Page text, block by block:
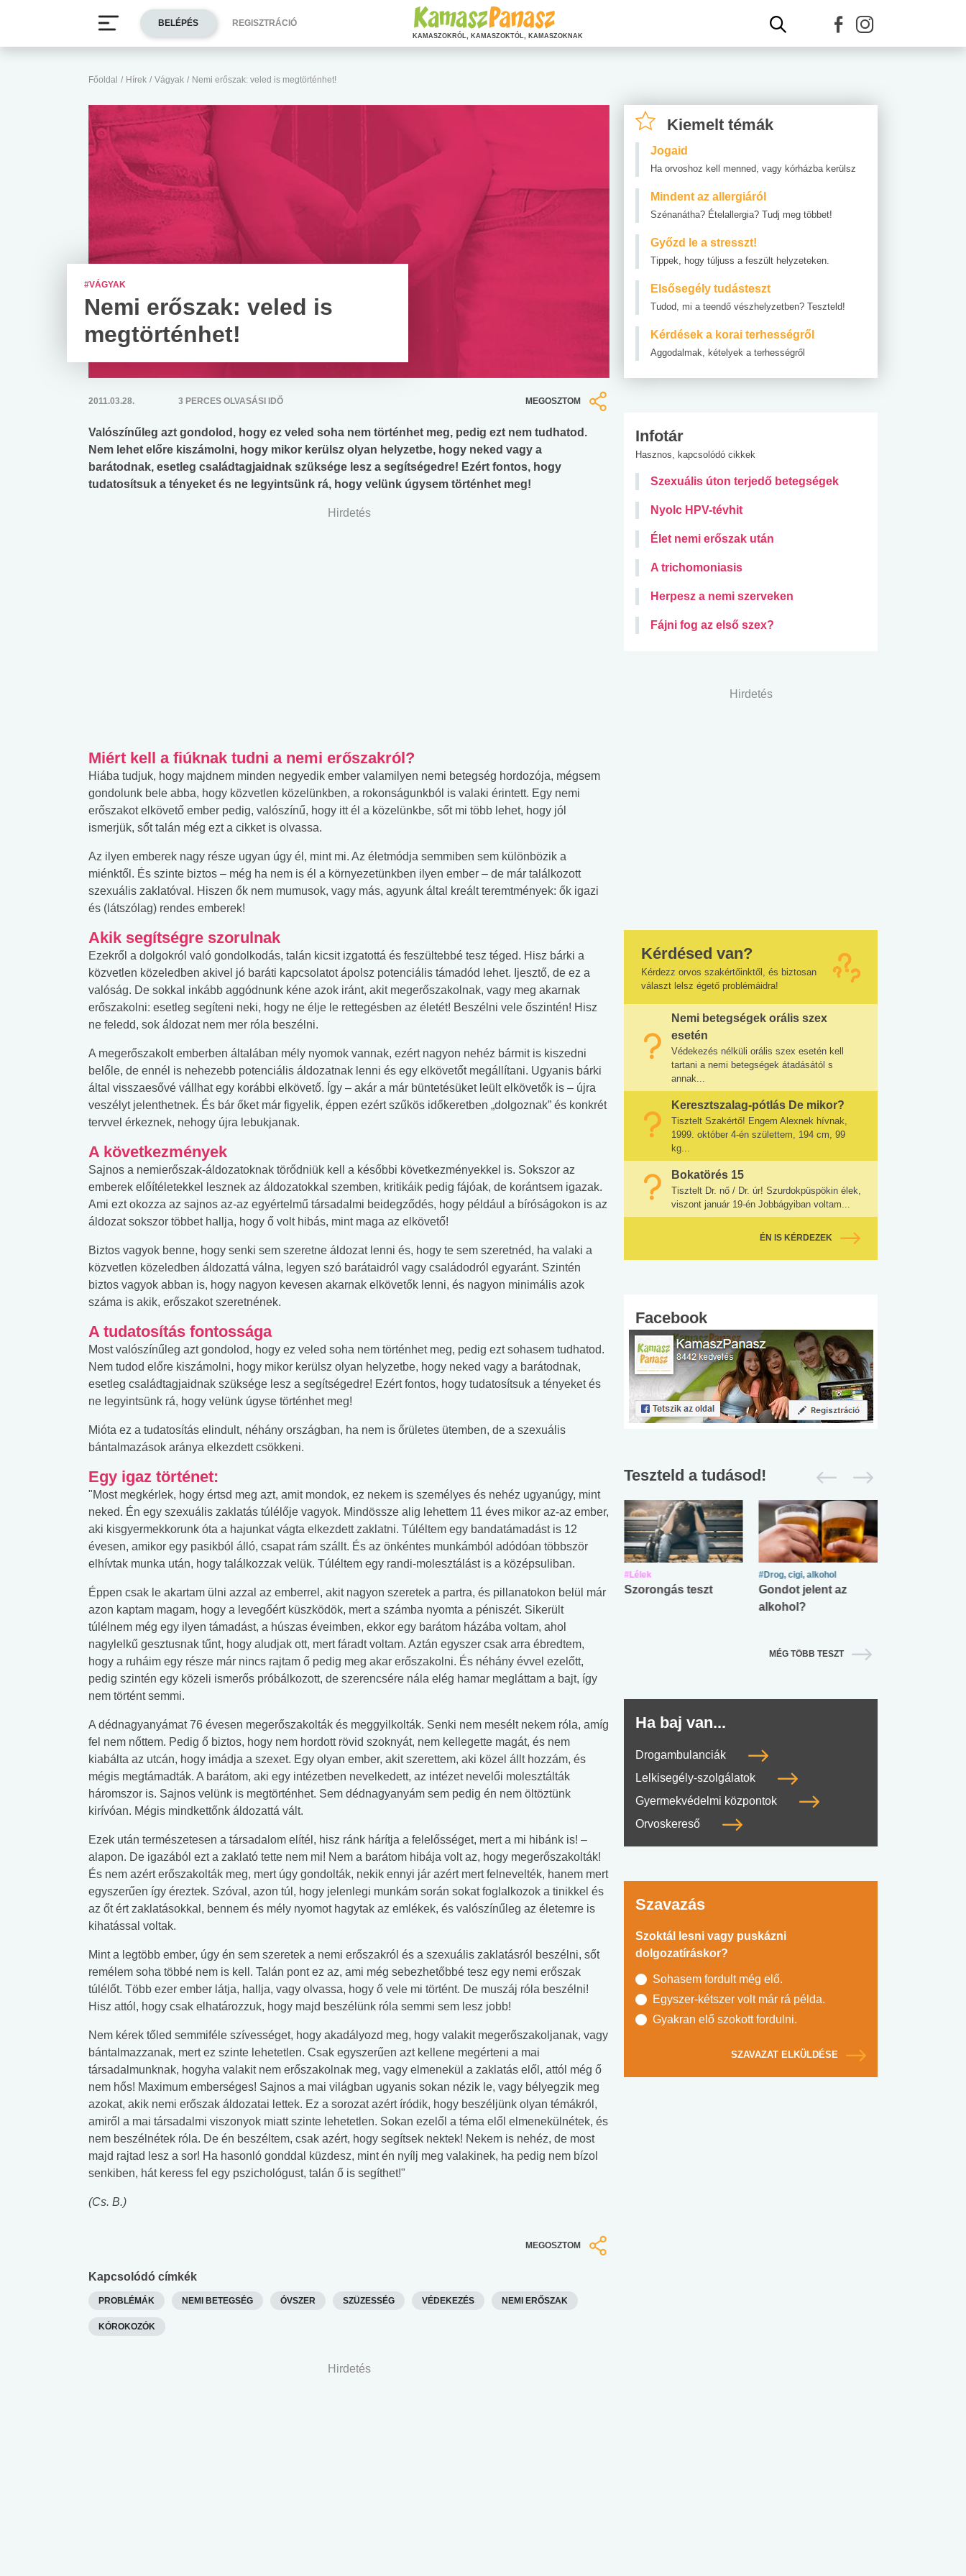
Főoldal / Hírek / Vágyak / Nemi erőszak: veled is megtörténhet!
#VÁGYAK
Nemi erőszak: veled is
megtörténhet!
2011.03.28. 3 PERCES OLVASÁSI IDŐ MEGOSZTOM
Valószínűleg azt gondolod, hogy ez veled soha nem történhet meg, pedig ezt nem tudhatod.
Nem lehet előre kiszámolni, hogy mikor kerülsz olyan helyzetbe, hogy neked vagy a
barátodnak, esetleg családtagjaidnak szüksége lesz a segítségedre! Ezért fontos, hogy
tudatosítsuk a tényeket és ne legyintsünk rá, hogy velünk úgysem történhet meg!
Hirdetés
Miért kell a fiúknak tudni a nemi erőszakról?
Hiába tudjuk, hogy majdnem minden negyedik ember valamilyen nemi betegség hordozója, mégsem
gondolunk bele abba, hogy közvetlen közelünkben, a rokonságunkból is valaki érintett. Egy nemi
erőszakot elkövető ember pedig, valószínű, hogy itt él a közelünkbe, sőt mi több lehet, hogy jól
ismerjük, sőt talán még ezt a cikket is olvassa.
Az ilyen emberek nagy része ugyan úgy él, mint mi. Az életmódja semmiben sem különbözik a
miénktől. És szinte biztos – még ha nem is él a környezetünkben ilyen ember – de már találkozott
szexuális zaklatóval. Hiszen ők nem mumusok, vagy más, agyunk által kreált teremtmények: ők igazi
és (látszólag) rendes emberek!
Akik segítségre szorulnak
Ezekről a dolgokról való gondolkodás, talán kicsit izgatottá és feszültebbé tesz téged. Hisz bárki a
közvetlen közeledben akivel jó baráti kapcsolatot ápolsz potenciális támadód lehet. Ijesztő, de ez a
valóság. De sokkal inkább aggódnunk kéne azok iránt, akit megerőszakolnak, vagy meg akarnak
erőszakolni: esetleg segíteni neki, hogy ne élje le rettegésben az életét! Beszélni vele őszintén! Hisz
ne feledd, sok áldozat nem mer róla beszélni.
A megerőszakolt emberben általában mély nyomok vannak, ezért nagyon nehéz bármit is kiszedni
belőle, de ennél is nehezebb potenciális áldozatnak lenni és egy elkövetőt megállítani. Ugyanis bárki
által visszaesővé vállhat egy korábbi elkövető. Így – akár a már büntetésüket leült elkövetők is – újra
veszélyt jelenthetnek. És bár őket már figyelik, éppen ezért szűkös időkeretben „dolgoznak” és konkrét
tervvel érkeznek, nehogy újra lebukjanak.
A következmények
Sajnos a nemierőszak-áldozatoknak törődniük kell a későbbi következményekkel is. Sokszor az
emberek előítéletekkel lesznek az áldozatokkal szemben, kritikáik pedig fájóak, de korántsem igazak.
Ami ezt okozza az sajnos az-az egyértelmű társadalmi beidegződés, hogy például a bíróságokon is az
áldozat sokszor többet hallja, hogy ő volt hibás, mint maga az elkövető!
Biztos vagyok benne, hogy senki sem szeretne áldozat lenni és, hogy te sem szeretnéd, ha valaki a
közvetlen közeledben áldozattá válna, legyen szó barátaidról vagy családodról egyaránt. Szintén
biztos vagyok abban is, hogy nagyon kevesen akarnak elkövetők lenni, és nagyon minimális azok
száma is akik, erőszakot szeretnének.
A tudatosítás fontossága
Most valószínűleg azt gondolod, hogy ez veled soha nem történhet meg, pedig ezt sohasem tudhatod.
Nem tudod előre kiszámolni, hogy mikor kerülsz olyan helyzetbe, hogy neked vagy a barátodnak,
esetleg családtagjaidnak szüksége lesz a segítségedre! Ezért fontos, hogy tudatosítsuk a tényeket és
ne legyintsünk rá, hogy velünk úgyse történhet meg!
Mióta ez a tudatosítás elindult, néhány országban, ha nem is őrületes ütemben, de a szexuális
bántalmazások aránya elkezdett csökkeni.
Egy igaz történet:
"Most megkérlek, hogy értsd meg azt, amit mondok, ez nekem is személyes és nehéz ugyanúgy, mint
neked. Én egy szexuális zaklatás túlélője vagyok. Mindössze alig lehettem 11 éves mikor az-az ember,
aki kisgyermekkorunk óta a hajunkat vágta elkezdett zaklatni. Túléltem egy bandatámadást is 12
évesen, amikor egy pasikból álló, csapat rám szállt. És az önkéntes munkámból adódóan többször
elhívtak munka után, hogy találkozzak velük. Túléltem egy randi-molesztálást is a középsuliban.
Éppen csak le akartam ülni azzal az emberrel, akit nagyon szeretek a partra, és pillanatokon belül már
azon kaptam magam, hogy a levegőért küszködök, mert a számba nyomta a péniszét. Sikerült
túlélnem még egy ilyen támadást, a húszas éveimben, ekkor egy barátom házába voltam, ahol
nagylelkű gesztusnak tűnt, hogy aludjak ott, mert fáradt voltam. Aztán egyszer csak arra ébredtem,
hogy a ruháim egy része már nincs rajtam ő pedig meg akar erőszakolni. És néhány évvel ezelőtt,
pedig szintén egy közeli ismerős próbálkozott, de szerencsére nála elég hamar megláttam a bajt, így
nem történt semmi.
A dédnagyanyámat 76 évesen megerőszakolták és meggyilkolták. Senki nem mesélt nekem róla, amíg
fel nem nőttem. Pedig ő biztos, hogy nem hordott rövid szoknyát, nem kellegette magát, és nem
kiabálta az utcán, hogy imádja a szexet. Egy olyan ember, akit szerettem, aki közel állt hozzám, és
mégis megtámadták. A barátom, aki egy intézetben nevelkedett, az intézet nevelői molesztálták
háromszor is. Sajnos velünk is megtörténhet. Sem dédnagyanyám sem pedig én nem öltöztünk
kirívóan. Mégis mindkettőnk áldozattá vált.
Ezek után természetesen a társadalom elítél, hisz ránk hárítja a felelősséget, mert a mi hibánk is! –
alapon. De igazából ezt a zaklató tette nem mi! Nem a barátom hibája volt az, hogy megerőszakolták!
És nem azért erőszakolták meg, mert úgy gondolták, nekik ennyi jár azért mert felnevelték, hanem mert
egyszerűen így éreztek. Szóval, azon túl, hogy jelenlegi munkám során sokat foglalkozok a tinikkel és
az őt ért zaklatásokkal, bennem és mély nyomot hagytak az emlékek, és valószínűleg az életemre is
kihatással voltak.
Mint a legtöbb ember, úgy én sem szeretek a nemi erőszakról és a szexuális zaklatásról beszélni, sőt
remélem soha többé nem is kell. Talán pont ez az, ami még sebezhetőbbé tesz egy nemi erőszak
túlélőt. Több ezer ember látja, hallja, vagy olvassa, hogy ő vele mi történt. De muszáj róla beszélni!
Hisz attól, hogy csak elhatározzuk, hogy majd beszélünk róla semmi sem lesz jobb!
Nem kérek tőled semmiféle szívességet, hogy akadályozd meg, hogy valakit megerőszakoljanak, vagy
bántalmazzanak, mert ez szinte lehetetlen. Csak egyszerűen azt kellene megérteni a mai
társadalmunknak, hogyha valakit nem erőszakolnak meg, vagy elmenekül a zaklatás elől, attól még ő
nem hős! Maximum emberséges! Sajnos a mai világban ugyanis sokan nézik le, vagy bélyegzik meg
azokat, akik nemi erőszak áldozatai lettek. Ez a sorozat azért íródik, hogy beszéljünk olyan témákról,
amiről a mai társadalmi viszonyok miatt szinte lehetetlen. Sokan ezelől a téma elől elmenekülnétek, és
nem beszélnétek róla. De én beszéltem, csak azért, hogy segítsek nektek! Nekem is nehéz, de most
majd rajtad lesz a sor! Ha hasonló gonddal küzdesz, mint én nyílj meg valakinek, ha pedig nem bízol
senkiben, hát keress fel egy pszichológust, talán ő is segíthet!"
(Cs. B.)
MEGOSZTOM
Kapcsolódó címkék
PROBLÉMÁK NEMI BETEGSÉG ÓVSZER SZÜZESSÉG VÉDEKEZÉS NEMI ERŐSZAK
KÓROKOZÓK
Hirdetés
Kiemelt témák
Jogaid
Ha orvoshoz kell menned, vagy kórházba kerülsz
Mindent az allergiáról
Szénanátha? Ételallergia? Tudj meg többet!
Győzd le a stresszt!
Tippek, hogy túljuss a feszült helyzeteken.
Elsősegély tudásteszt
Tudod, mi a teendő vészhelyzetben? Teszteld!
Kérdések a korai terhességről
Aggodalmak, kételyek a terhességről
Infotár
Hasznos, kapcsolódó cikkek
Szexuális úton terjedő betegségek
Nyolc HPV-tévhit
Élet nemi erőszak után
A trichomoniasis
Herpesz a nemi szerveken
Fájni fog az első szex?
Hirdetés
Kérdésed van?
Kérdezz orvos szakértőinktől, és biztosan
választ lelsz égető problémáidra!
Nemi betegségek orális szex
esetén
Védekezés nélküli orális szex esetén kell
tartani a nemi betegségek átadásától s
annak...
Keresztszalag-pótlás De mikor?
Tisztelt Szakértő! Engem Alexnek hívnak,
1999. október 4-én születtem, 194 cm, 99
kg...
Bokatörés 15
Tisztelt Dr. nő / Dr. úr! Szurdokpüspökin élek,
viszont január 19-én Jobbágyiban voltam...
ÉN IS KÉRDEZEK
Facebook
Teszteld a tudásod!
Mekkora az ökológiai
lábnyomod?
Elsősegély
tudásteszt
Angol középfokú
nyelvvizsga teszt -
No.42
Internet-függőség
teszt
#Lélek
Szorongás teszt
#Drog, cigi, alkohol
Gondot jelent az
alkohol?
MÉG TÖBB TESZT
Ha baj van...
Drogambulanciák
Lelkisegély-szolgálatok
Gyermekvédelmi központok
Orvoskereső
Szavazás
Szoktál lesni vagy puskázni
dolgozatíráskor?
Sohasem fordult még elő.
Egyszer-kétszer volt már rá példa.
Gyakran elő szokott fordulni.
SZAVAZAT ELKÜLDÉSE
BELÉPÉS REGISZTRÁCIÓ
KAMASZOKRÓL, KAMASZOKTÓL, KAMASZOKNAK